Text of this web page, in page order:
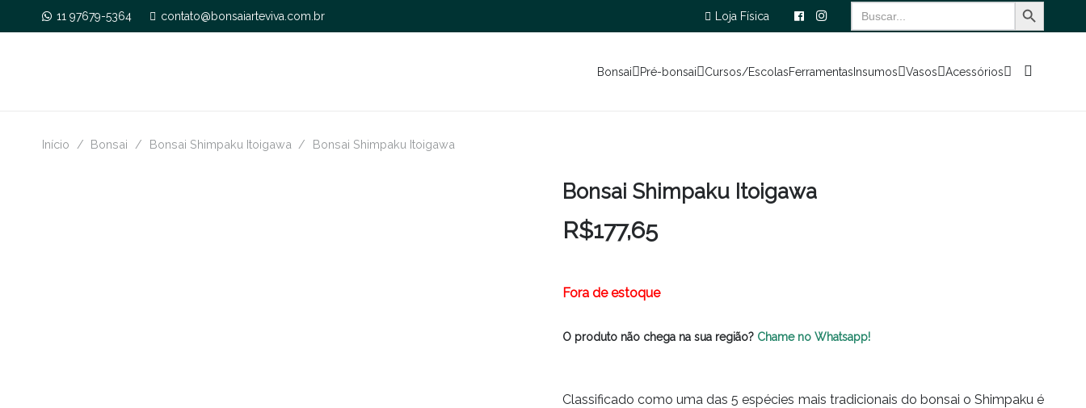
11 97679-5364 contato@bonsaiarteviva.com.br Loja Física
Search
for:
Bonsai Pré-bonsai Cursos/EscolasFerramentasInsumos Vasos Acessórios
Início / Bonsai / Bonsai Shimpaku Itoigawa / Bonsai Shimpaku Itoigawa
Bonsai Shimpaku Itoigawa
R$177,65
Fora de estoque
O produto não chega na sua região? Chame no Whatsapp!
Classificado como uma das 5 espécies mais tradicionais do bonsai o Shimpaku é